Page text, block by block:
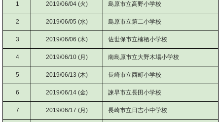
1 2019/06/04 (火) 島原市立高野小学校
2 2019/06/05 (水) 島原市立第二小学校
3 2019/06/06 (木) 佐世保市立楠栖小学校
4 2019/06/10 (月) 南島原市立大野木場小学校
5 2019/06/13 (木) 長崎市立西町小学校
6 2019/06/14 (金) 諫早市立長田小学校
7 2019/06/17 (月) 長崎市立日吉小中学校